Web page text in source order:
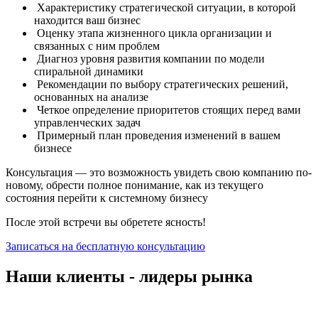
Характеристику стратегической ситуации, в которой
находится ваш бизнес
Оценку этапа жизненного цикла организации и
связанных с ним проблем
Диагноз уровня развития компании по модели
спиральной динамики
Рекомендации по выбору стратегических решений,
основанных на анализе
Четкое определение приоритетов стоящих перед вами
управленческих задач
Примерный план проведения изменений в вашем
бизнесе
Консультация — это возможность увидеть свою компанию по-
новому, обрести полное понимание, как из текущего
состояния перейти к системному бизнесу
После этой встречи вы обретете ясность!
Записаться на бесплатную консультацию
Наши клиенты - лидеры рынка